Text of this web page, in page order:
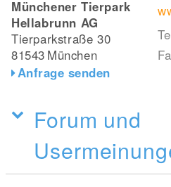
Münchener Tierpark
Hellabrunn AG
Tierparkstraße 30
81543 München
Anfrage senden
Forum und